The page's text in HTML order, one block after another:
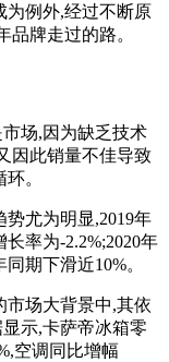
为例外,经过不断原
品牌走过的路。
场,因为缺乏技术
因此销量不佳导致
。
尤为明显,2019年
率为-2.2%;2020年
期下滑近10%。
市场大背景中,其依
示,卡萨帝冰箱零
空调同比增幅